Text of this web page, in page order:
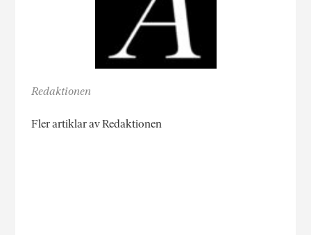
Redaktionen
Fler artiklar av Redaktionen